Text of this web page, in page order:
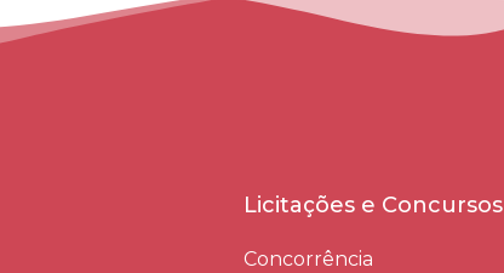
Licitações e Concursos
Concorrência